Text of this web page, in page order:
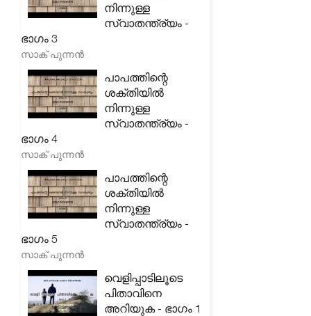
നിന്നുള്ള
സ്വാതന്ത്ര്യം -
ഭാഗം 3
സാക് പുന്നൻ
പാപത്തിന്റെ
ശക്തിയിൽ
നിന്നുള്ള
സ്വാതന്ത്ര്യം -
ഭാഗം 4
സാക് പുന്നൻ
പാപത്തിന്റെ
ശക്തിയിൽ
നിന്നുള്ള
സ്വാതന്ത്ര്യം -
ഭാഗം 5
സാക് പുന്നൻ
വെളിപ്പാടിലൂടെ
പിതാവിനെ
അറിയുക - ഭാഗം 1